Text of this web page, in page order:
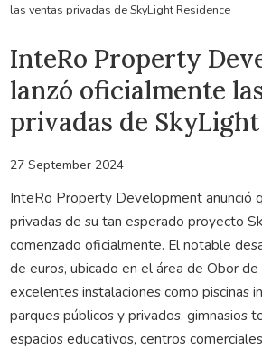
las ventas privadas de SkyLight Residence
InteRo Property
lanzó oficialmente
privadas de
27 September 2024
InteRo Property Development anunció
privadas de su tan esperado proyecto
comenzado oficialmente. El notable
de euros, ubicado en el área de Obor
excelentes instalaciones como piscinas
parques públicos y privados, gimnasios
espacios educativos, centros